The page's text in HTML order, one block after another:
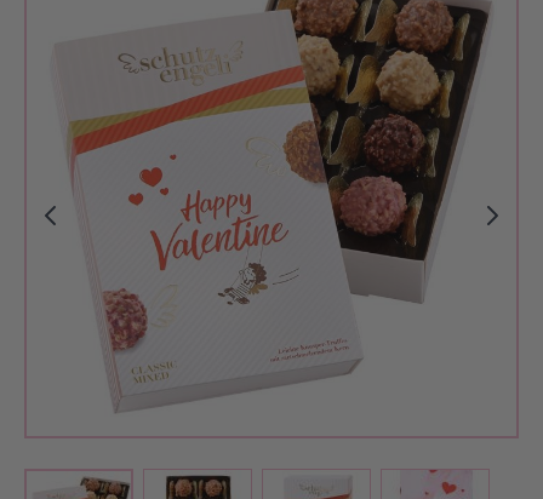
View larger imageView larger imageView larger imageView larger